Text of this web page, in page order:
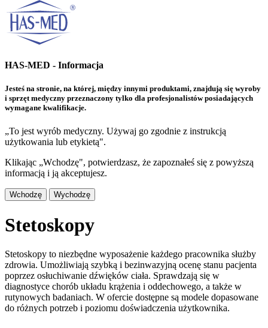
HAS-MED - Informacja
Jesteś na stronie, na której, między innymi produktami, znajdują się wyroby
i sprzęt medyczny przeznaczony tylko dla profesjonalistów posiadających
wymagane kwalifikacje.
„To jest wyrób medyczny. Używaj go zgodnie z instrukcją
użytkowania lub etykietą".
Klikając „Wchodzę", potwierdzasz, że zapoznałeś się z powyższą
informacją i ją akceptujesz.
Wchodzę Wychodzę
Stetoskopy
Stetoskopy to niezbędne wyposażenie każdego pracownika służby
zdrowia. Umożliwiają szybką i bezinwazyjną ocenę stanu pacjenta
poprzez osłuchiwanie dźwięków ciała. Sprawdzają się w
diagnostyce chorób układu krążenia i oddechowego, a także w
rutynowych badaniach. W ofercie dostępne są modele dopasowane
do różnych potrzeb i poziomu doświadczenia użytkownika.